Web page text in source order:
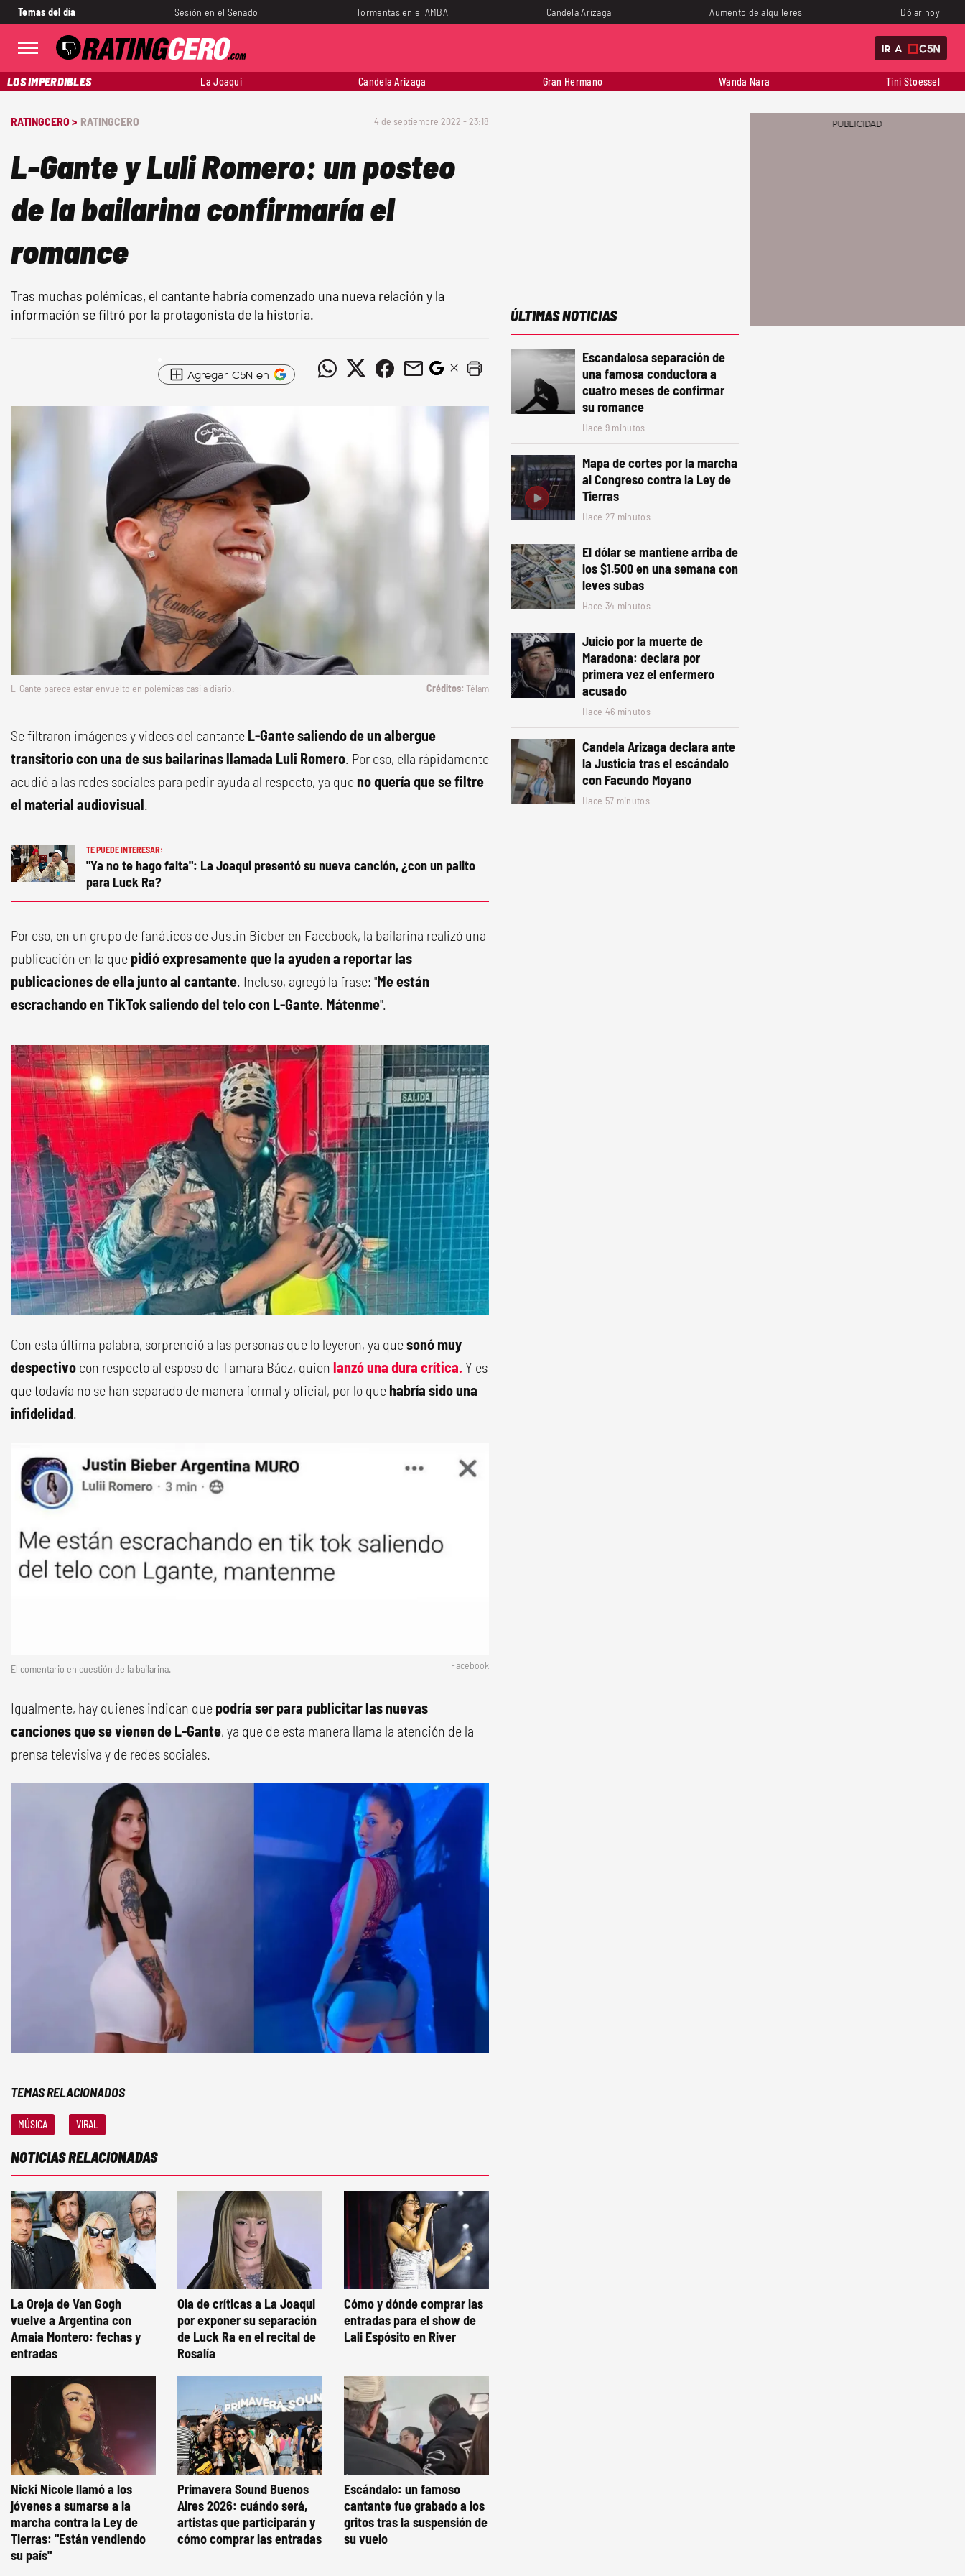
Temas del día Sesión en el Senado Tormentas en el AMBA Candela Arizaga Aumento de alquileres Dólar hoy
IR A
LOS IMPERDIBLES La Joaqui Candela Arizaga Gran Hermano Wanda Nara Tini Stoessel
RATINGCERO > RATINGCERO 4 de septiembre 2022 - 23:18
L-Gante y Luli Romero: un posteo
de la bailarina confirmaría el
romance
Tras muchas polémicas, el cantante habría comenzado una nueva relación y la
información se filtró por la protagonista de la historia.
Agregar C5N en
L-Gante parece estar envuelto en polémicas casi a diario. Télam
Se filtraron imágenes y videos del cantante L-Gante saliendo de un albergue
transitorio con una de sus bailarinas llamada Luli Romero. Por eso, ella rápidamente
acudió a las redes sociales para pedir ayuda al respecto, ya que no quería que se filtre
el material audiovisual.
TE PUEDE INTERESAR:
"Ya no te hago falta": La Joaqui presentó su nueva canción, ¿con un palito
para Luck Ra?
Por eso, en un grupo de fanáticos de Justin Bieber en Facebook, la bailarina realizó una
publicación en la que pidió expresamente que la ayuden a reportar las
publicaciones de ella junto al cantante. Incluso, agregó la frase: "Me están
escrachando en TikTok saliendo del telo con L-Gante. Mátenme".
Con esta última palabra, sorprendió a las personas que lo leyeron, ya quesonó muy
despectivo con respecto al esposo de Tamara Báez, quien lanzó una dura crítica. Y es
que todavía no se han separado de manera formal y oficial, por lo que habría sido una
infidelidad
El comentario en cuestión de la bailarina. Facebook
Igualmente, hay quienes indican que podría ser para publicitar las nuevas
canciones que se vienen de L-Gante, ya que de esta manera llama la atención de la
prensa televisiva y de redes sociales.
TEMAS RELACIONADOS
MÚSICA VIRAL
NOTICIAS RELACIONADAS
La Oreja de Van Gogh
vuelve a Argentina con
Amaia Montero: fechas y
entradas
Ola de críticas a La Joaqui
por exponer su separación
de Luck Ra en el recital de
Rosalía
Cómo y dónde comprar las
entradas para el show de
Lali Espósito en River
Nicki Nicole llamó a los
jóvenes a sumarse a la
marcha contra la Ley de
Tierras: "Están vendiendo
su país"
Primavera Sound Buenos
Aires 2026: cuándo será,
artistas que participarán y
cómo comprar las entradas
Escándalo: un famoso
cantante fue grabado a los
gritos tras la suspensión de
su vuelo
ÚLTIMAS NOTICIAS
Escandalosa separación de
una famosa conductora a
cuatro meses de confirmar
su romance
Hace 9 minutos
Mapa de cortes por la marcha
al Congreso contra la Ley de
Tierras
Hace 27 minutos
El dólar se mantiene arriba de
los $1.500 en una semana con
leves subas
Hace 34 minutos
Juicio por la muerte de
Maradona: declara por
primera vez el enfermero
acusado
Hace 46 minutos
Candela Arizaga declara ante
la Justicia tras el escándalo
con Facundo Moyano
Hace 57 minutos